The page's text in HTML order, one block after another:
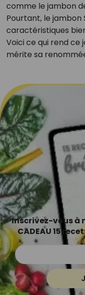
comme le jambon
Pourtant, le jambon
caractéristiques
Voici ce qui rend ce
mérite sa
Inscrivez-vous à
CADEAU 15